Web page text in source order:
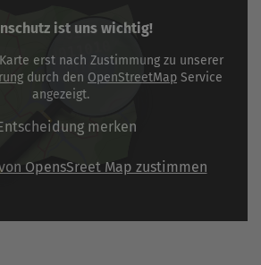
ist uns wichtig!
erst nach Zustimmung zu unserer
durch den OpenStreetMap Service
angezeigt.
merken
OpensSreet Map zustimmen